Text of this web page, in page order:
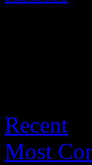
Recent
Most